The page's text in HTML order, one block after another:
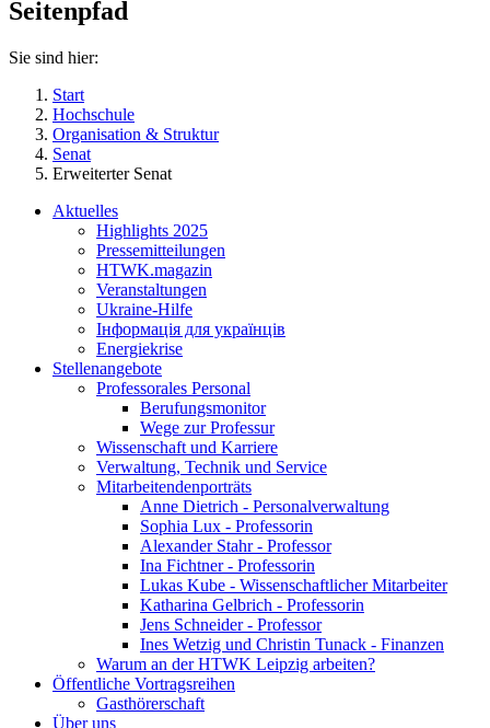
Seitenpfad
Sie sind hier:
Start
Hochschule
Organisation & Struktur
Senat
Erweiterter Senat
Aktuelles
Highlights 2025
Pressemitteilungen
HTWK.magazin
Veranstaltungen
Ukraine-Hilfe
Інформація для українців
Energiekrise
Stellenangebote
Professorales Personal
Berufungsmonitor
Wege zur Professur
Wissenschaft und Karriere
Verwaltung, Technik und Service
Mitarbeitendenporträts
Anne Dietrich - Personalverwaltung
Sophia Lux - Professorin
Alexander Stahr - Professor
Ina Fichtner - Professorin
Lukas Kube - Wissenschaftlicher Mitarbeiter
Katharina Gelbrich - Professorin
Jens Schneider - Professor
Ines Wetzig und Christin Tunack - Finanzen
Warum an der HTWK Leipzig arbeiten?
Öffentliche Vortragsreihen
Gasthörerschaft
Über uns